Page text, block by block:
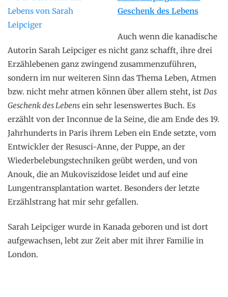
Geschenk des Lebens
Auch wenn die kanadische
Autorin Sarah Leipciger es nicht ganz schafft, ihre drei
Erzählebenen ganz zwingend zusammenzuführen,
sondern im nur weiteren Sinn das Thema Leben, Atmen
bzw. nicht mehr atmen können über allem steht, ist Das
Geschenk des Lebens ein sehr lesenswertes Buch. Es
erzählt von der Inconnue de la Seine, die am Ende des 19.
Jahrhunderts in Paris ihrem Leben ein Ende setzte, vom
Entwickler der Resusci-Anne, der Puppe, an der
Wiederbelebungstechniken geübt werden, und von
Anouk, die an Mukoviszidose leidet und auf eine
Lungentransplantation wartet. Besonders der letzte
Erzählstrang hat mir sehr gefallen.
Sarah Leipciger wurde in Kanada geboren und ist dort
aufgewachsen, lebt zur Zeit aber mit ihrer Familie in
London.